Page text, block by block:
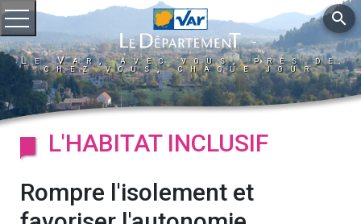
Ouvrir le menu
Le Var, avec vous, près de
chez vous, chaque jour
search
L'HABITAT INCLUSIF
Rompre l'isolement et